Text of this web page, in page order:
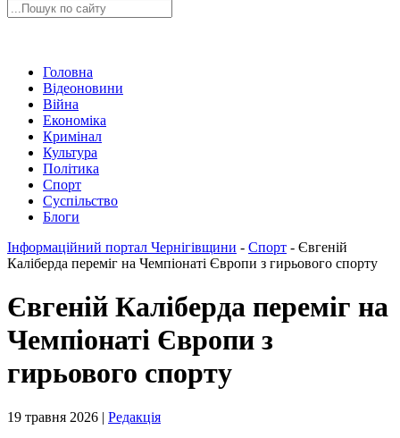
Головна
Відеоновини
Війна
Економіка
Кримінал
Культура
Політика
Спорт
Суспільство
Блоги
Інформаційний портал Чернігівщини - Спорт - Євгеній
Каліберда переміг на Чемпіонаті Європи з гирьового спорту
Євгеній Каліберда переміг на
Чемпіонаті Європи з
гирьового спорту
19 травня 2026 | Редакція